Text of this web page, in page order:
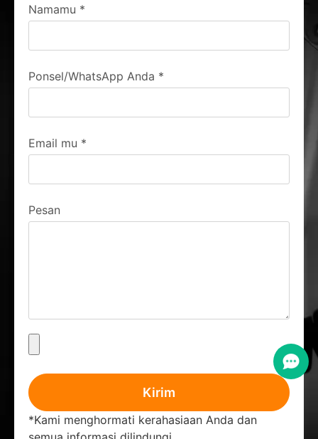
Namamu *
Ponsel/WhatsApp Anda *
Email mu *
Pesan
Kirim
*Kami menghormati kerahasiaan Anda dan